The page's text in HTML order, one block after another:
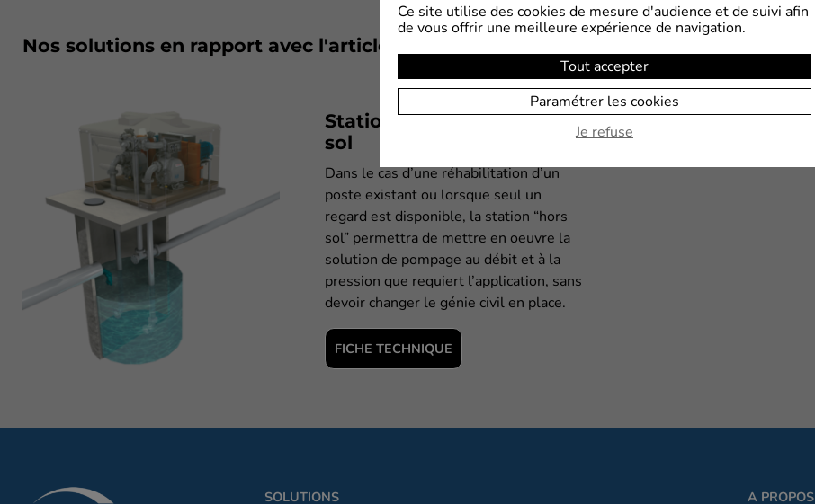
Nos solutions en rapport avec l'article
Station de relevage hors
sol
Dans le cas d’une réhabilitation d’un
poste existant ou lorsque seul un
regard est disponible, la station “hors
sol” permettra de mettre en oeuvre la
solution de pompage au débit et à la
pression que requiert l’application, sans
devoir changer le génie civil en place.
FICHE TECHNIQUE
SOLUTIONS A PROPOS
Ce site utilise des cookies de mesure d'audience et de suivi afin
de vous offrir une meilleure expérience de navigation.
Tout accepter
Paramétrer les cookies
Je refuse